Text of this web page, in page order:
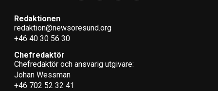
Åtta länder runt Östersjön eniga om att sjufaldiga den
havsbaserade vindkraften till 2030
Redaktionen
redaktion@newsoresund.org
+46 40 30 56 30
Chefredaktör
Chefredaktör och ansvarig utgivare:
Johan Wessman
+46 702 52 32 41